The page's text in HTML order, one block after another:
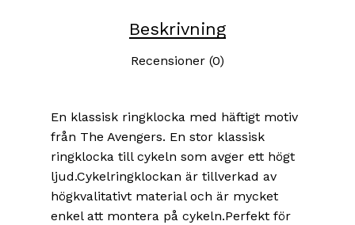
Beskrivning
Recensioner (0)
En klassisk ringklocka med häftigt motiv
från The Avengers. En stor klassisk
ringklocka till cykeln som avger ett högt
ljud.Cykelringklockan är tillverkad av
högkvalitativt material och är mycket
enkel att montera på cykeln.Perfekt för